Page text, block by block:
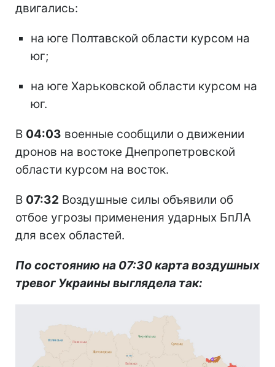
двигались:
на юге Полтавской области курсом на
юг;
на юге Харьковской области курсом на
юг.
В 04:03 военные сообщили о движении
дронов на востоке Днепропетровской
области курсом на восток.
В 07:32 Воздушные силы объявили об
отбое угрозы применения ударных БпЛА
для всех областей.
По состоянию на 07:30 карта воздушных
тревог Украины выглядела так: